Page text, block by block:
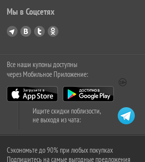
Мы в Соцсетях
Все наши купоны доступны
через Мобильное Приложение:
Ищите скидки поблизости,
не выходя из чата:
Сэкономьте до 90% при любых покупках
Подпишитесь на самые выгодные предложения